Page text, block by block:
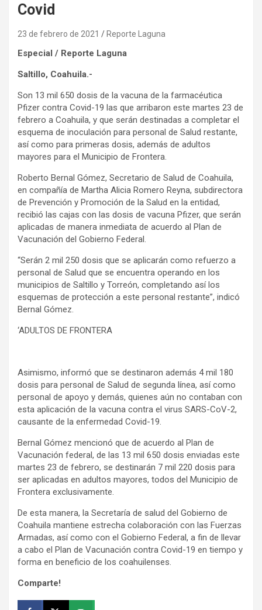
Covid
23 de febrero de 2021 Reporte Laguna
Especial / Reporte Laguna
Saltillo, Coahuila.-
Son 13 mil 650 dosis de la vacuna de la farmacéutica
Pfizer contra Covid-19 las que arribaron este martes 23 de
febrero a Coahuila, y que serán destinadas a completar el
esquema de inoculación para personal de Salud restante,
así como para primeras dosis, además de adultos
mayores para el Municipio de Frontera.
Roberto Bernal Gómez, Secretario de Salud de Coahuila,
en compañía de Martha Alicia Romero Reyna, subdirectora
de Prevención y Promoción de la Salud en la entidad,
recibió las cajas con las dosis de vacuna Pfizer, que serán
aplicadas de manera inmediata de acuerdo al Plan de
Vacunación del Gobierno Federal.
“Serán 2 mil 250 dosis que se aplicarán como refuerzo a
personal de Salud que se encuentra operando en los
municipios de Saltillo y Torreón, completando así los
esquemas de protección a este personal restante”, indicó
Bernal Gómez.
‘ADULTOS DE FRONTERA
Asimismo, informó que se destinaron además 4 mil 180
dosis para personal de Salud de segunda línea, así como
personal de apoyo y demás, quienes aún no contaban con
esta aplicación de la vacuna contra el virus SARS-CoV-2,
causante de la enfermedad Covid-19.
Bernal Gómez mencionó que de acuerdo al Plan de
Vacunación federal, de las 13 mil 650 dosis enviadas este
martes 23 de febrero, se destinarán 7 mil 220 dosis para
ser aplicadas en adultos mayores, todos del Municipio de
Frontera exclusivamente.
De esta manera, la Secretaría de salud del Gobierno de
Coahuila mantiene estrecha colaboración con las Fuerzas
Armadas, así como con el Gobierno Federal, a fin de llevar
a cabo el Plan de Vacunación contra Covid-19 en tiempo y
forma en beneficio de los coahuilenses.
Comparte!